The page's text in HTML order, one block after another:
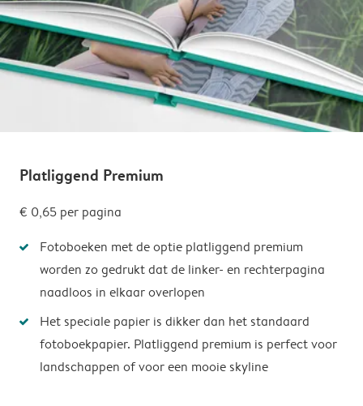
Platliggend Premium
€ 0,65 per pagina
Fotoboeken met de optie platliggend premium
worden zo gedrukt dat de linker- en rechterpagina
naadloos in elkaar overlopen
Het speciale papier is dikker dan het standaard
fotoboekpapier. Platliggend premium is perfect voor
landschappen of voor een mooie skyline